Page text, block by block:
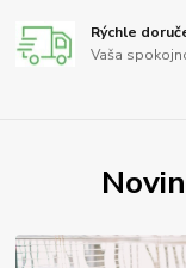
Rýchle
Vaša